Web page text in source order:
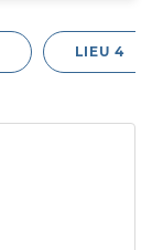
LIEU 4